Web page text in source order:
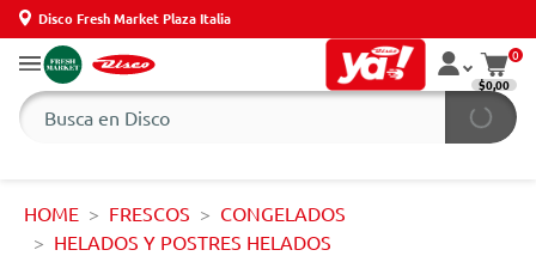
Disco Fresh Market Plaza Italia
0
$0,00
HOME FRESCOS
CONGELADOS
HELADOS Y POSTRES HELADOS